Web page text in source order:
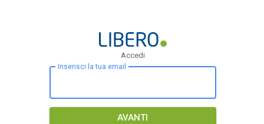
Accedi
Inserisci la tua email
AVANTI